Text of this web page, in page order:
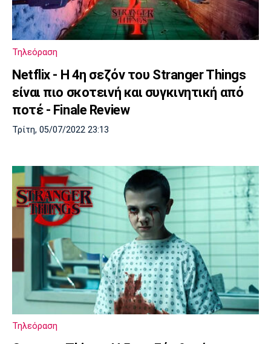
Τηλεόραση
Netflix - Η 4η σεζόν του Stranger Things
είναι πιο σκοτεινή και συγκινητική από
ποτέ - Finale Review
Τρίτη, 05/07/2022 23:13
Τηλεόραση